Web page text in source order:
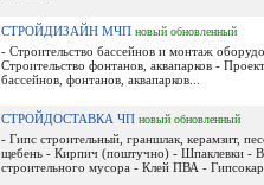
СТРОЙДИЗАЙН МЧП новый обновленный
- Строительство бассейнов и монтаж
Строительство фонтанов, аквапарков -
бассейнов, фонтанов, аквапарков...
СТРОЙДОСТАВКА ЧП новый обновленный
- Гипс строительный, граншлак, керамзит,
щебень - Кирпич (поштучно) - Шпаклевки -
строительного мусора - Клей ПВА -